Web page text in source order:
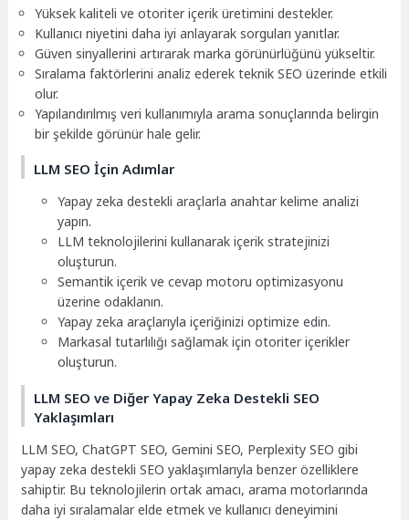
Yüksek kaliteli ve otoriter içerik üretimini destekler.
Kullanıcı niyetini daha iyi anlayarak sorguları yanıtlar.
Güven sinyallerini artırarak marka görünürlüğünü yükseltir.
Sıralama faktörlerini analiz ederek teknik SEO üzerinde etkili
olur.
Yapılandırılmış veri kullanımıyla arama sonuçlarında belirgin
bir şekilde görünür hale gelir.
LLM SEO İçin Adımlar
Yapay zeka destekli araçlarla anahtar kelime analizi
yapın.
LLM teknolojilerini kullanarak içerik stratejinizi
oluşturun.
Semantik içerik ve cevap motoru optimizasyonu
üzerine odaklanın.
Yapay zeka araçlarıyla içeriğinizi optimize edin.
Markasal tutarlılığı sağlamak için otoriter içerikler
oluşturun.
LLM SEO ve Diğer Yapay Zeka Destekli SEO
Yaklaşımları
LLM SEO, ChatGPT SEO, Gemini SEO, Perplexity SEO gibi
yapay zeka destekli SEO yaklaşımlarıyla benzer özelliklere
sahiptir. Bu teknolojilerin ortak amacı, arama motorlarında
daha iyi sıralamalar elde etmek ve kullanıcı deneyimini